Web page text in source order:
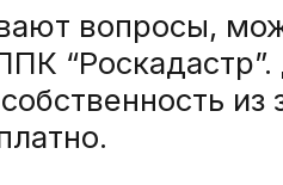
вопросы,
из